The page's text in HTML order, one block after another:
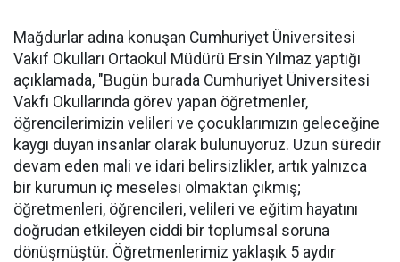
Mağdurlar adına konuşan Cumhuriyet Üniversitesi
Vakıf Okulları Ortaokul Müdürü Ersin Yılmaz yaptığı
açıklamada, "Bugün burada Cumhuriyet Üniversitesi
Vakfı Okullarında görev yapan öğretmenler,
öğrencilerimizin velileri ve çocuklarımızın geleceğine
kaygı duyan insanlar olarak bulunuyoruz. Uzun süredir
devam eden mali ve idari belirsizlikler, artık yalnızca
bir kurumun iç meselesi olmaktan çıkmış;
öğretmenleri, öğrencileri, velileri ve eğitim hayatını
doğrudan etkileyen ciddi bir toplumsal soruna
dönüşmüştür. Öğretmenlerimiz yaklaşık 5 aydır